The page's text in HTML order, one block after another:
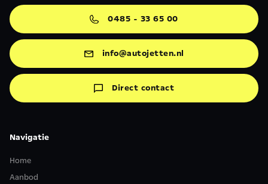
0485 - 33 65 00
info@autojetten.nl
Direct contact
Navigatie
Home
Aanbod